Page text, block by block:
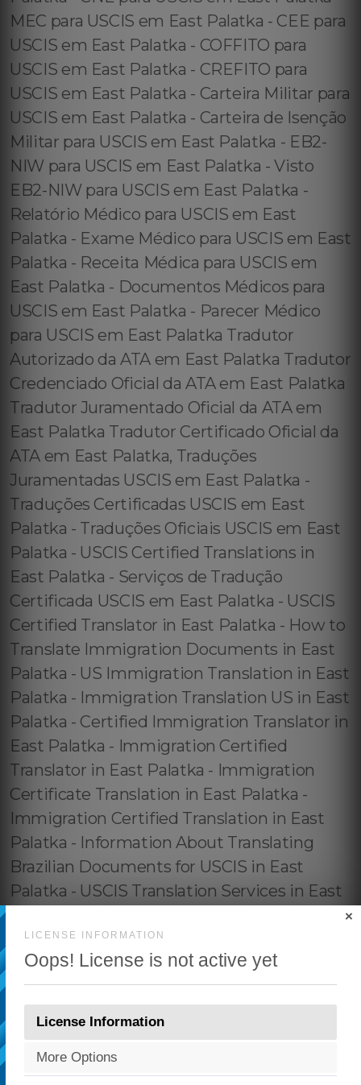
LICENSE INFORMATION
Oops! License is not active yet
×
License Information
More Options